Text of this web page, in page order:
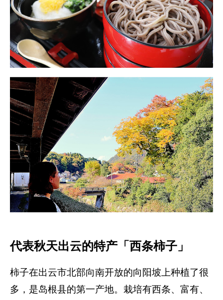
代表秋天出云的特产「西条柿子」
柿子在出云市北部向南开放的向阳坡上种植了很
多，是岛根县的第一产地。栽培有西条、富有、